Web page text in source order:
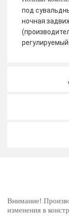
под
ночная
Внимание!
изменения в